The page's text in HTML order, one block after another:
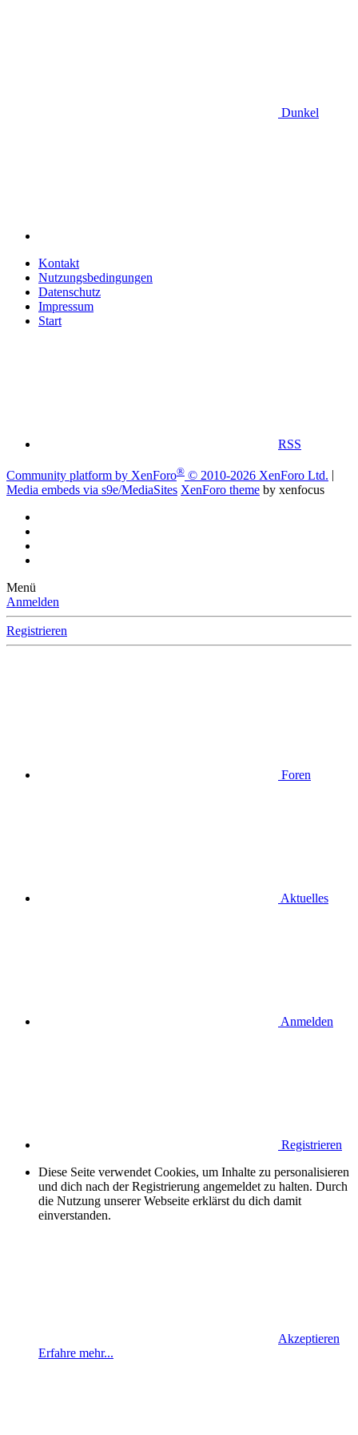
Dunkel
Kontakt
Nutzungsbedingungen
Datenschutz
Impressum
Start
RSS
Community platform by XenForo® © 2010-2026 XenForo Ltd.
Media embeds via s9e/MediaSites XenForo theme by xenfocus
Menü
Anmelden
Registrieren
Foren
Aktuelles
Anmelden
Registrieren
Diese Seite verwendet Cookies, um Inhalte zu personalisieren
und dich nach der Registrierung angemeldet zu halten. Durch
die Nutzung unserer Webseite erklärst du dich damit
einverstanden.
Akzeptieren
Erfahre mehr...